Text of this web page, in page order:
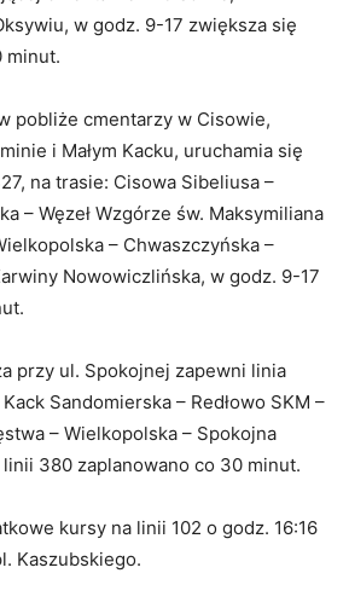
w godz. 9-17 zwiększa się
minut.
pobliże cmentarzy w Cisowie,
i Małym Kacku, uruchamia się
na trasie: Cisowa Sibeliusa –
– Węzeł Wzgórze św. Maksymiliana
– Chwaszczyńska –
Nowowiczlińska, w godz. 9-17
przy ul. Spokojnej zapewni linia
Sandomierska – Redłowo SKM –
– Wielkopolska – Spokojna
380 zaplanowano co 30 minut.
kursy na linii 102 o godz. 16:16
Kaszubskiego.